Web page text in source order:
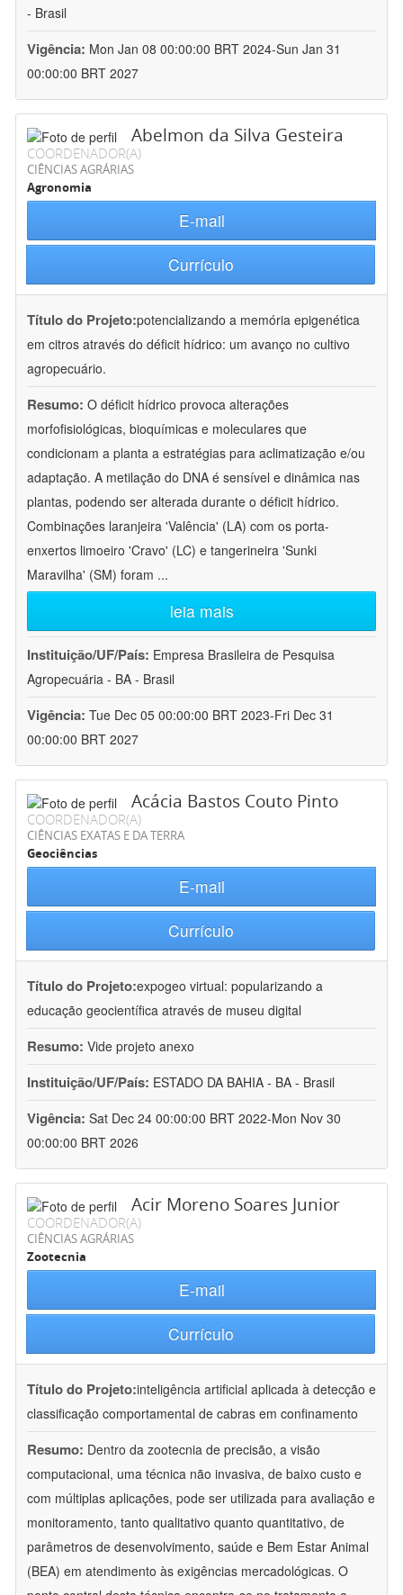
- Brasil
Vigência: Mon Jan 08 00:00:00 BRT 2024-Sun Jan 31
00:00:00 BRT 2027
Abelmon da Silva Gesteira
COORDENADOR(A)
CIÊNCIAS AGRÁRIAS
Agronomia
E-mail
Currículo
Título do Projeto:potencializando a memória epigenética
em citros através do déficit hídrico: um avanço no cultivo
agropecuário.
Resumo: O déficit hídrico provoca alterações
morfofisiológicas, bioquímicas e moleculares que
condicionam a planta a estratégias para aclimatização e/ou
adaptação. A metilação do DNA é sensível e dinâmica nas
plantas, podendo ser alterada durante o déficit hídrico.
Combinações laranjeira 'Valência' (LA) com os porta-
enxertos limoeiro 'Cravo' (LC) e tangerineira 'Sunki
Maravilha' (SM) foram ...
leia mais
Instituição/UF/País: Empresa Brasileira de Pesquisa
Agropecuária - BA - Brasil
Vigência: Tue Dec 05 00:00:00 BRT 2023-Fri Dec 31
00:00:00 BRT 2027
Acácia Bastos Couto Pinto
COORDENADOR(A)
CIÊNCIAS EXATAS E DA TERRA
Geociências
E-mail
Currículo
Título do Projeto:expogeo virtual: popularizando a
educação geocientífica através de museu digital
Resumo: Vide projeto anexo
Instituição/UF/País: ESTADO DA BAHIA - BA - Brasil
Vigência: Sat Dec 24 00:00:00 BRT 2022-Mon Nov 30
00:00:00 BRT 2026
Acir Moreno Soares Junior
COORDENADOR(A)
CIÊNCIAS AGRÁRIAS
Zootecnia
E-mail
Currículo
Título do Projeto:inteligência artificial aplicada à detecção e
classificação comportamental de cabras em confinamento
Resumo: Dentro da zootecnia de precisão, a visão
computacional, uma técnica não invasiva, de baixo custo e
com múltiplas aplicações, pode ser utilizada para avaliação e
monitoramento, tanto qualitativo quanto quantitativo, de
parâmetros de desenvolvimento, saúde e Bem Estar Animal
(BEA) em atendimento às exigências mercadológicas. O